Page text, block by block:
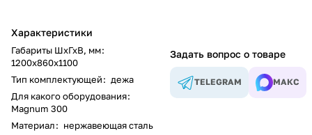
Характеристики
Габариты ШхГхВ, мм:
1200х860х1100
Тип комплектующей: дежа
Для какого оборудования:
Magnum 300
Материал: нержавеющая сталь
Задать вопрос о товаре
TELEGRAM МАКС